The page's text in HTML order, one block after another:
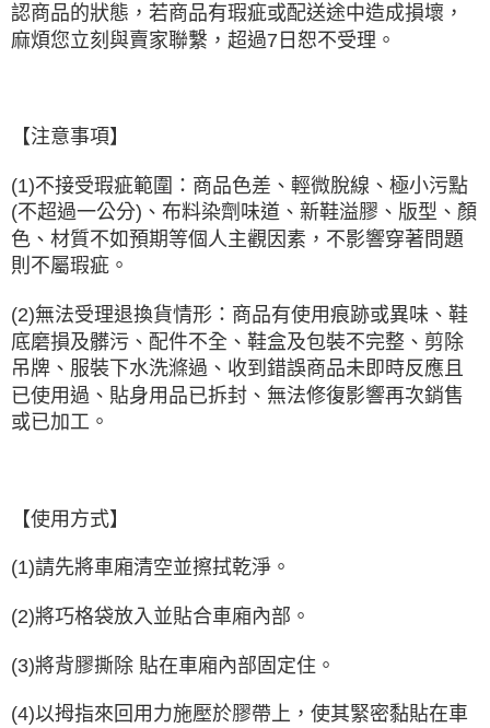
認商品的狀態，若商品有瑕疵或配送途中造成損壞，
麻煩您立刻與賣家聯繫，超過7日恕不受理。
【注意事項】
(1)不接受瑕疵範圍：商品色差、輕微脫線、極小污點
(不超過一公分)、布料染劑味道、新鞋溢膠、版型、顏
色、材質不如預期等個人主觀因素，不影響穿著問題
則不屬瑕疵。
(2)無法受理退換貨情形：商品有使用痕跡或異味、鞋
底磨損及髒污、配件不全、鞋盒及包裝不完整、剪除
吊牌、服裝下水洗滌過、收到錯誤商品未即時反應且
已使用過、貼身用品已拆封、無法修復影響再次銷售
或已加工。
【使用方式】
(1)請先將車廂清空並擦拭乾淨。
(2)將巧格袋放入並貼合車廂內部。
(3)將背膠撕除 貼在車廂內部固定住。
(4)以拇指來回用力施壓於膠帶上，使其緊密黏貼在車